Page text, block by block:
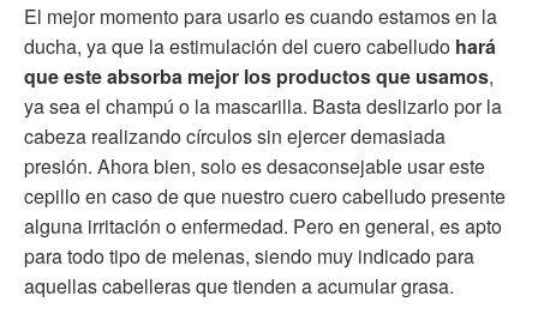
El mejor momento para usarlo es cuando estamos en la
ducha, ya que la estimulación del cuero cabelludo hará
que este absorba mejor los productos que usamos,
ya sea el champú o la mascarilla. Basta deslizarlo por la
cabeza realizando círculos sin ejercer demasiada
presión. Ahora bien, solo es desaconsejable usar este
cepillo en caso de que nuestro cuero cabelludo presente
alguna irritación o enfermedad. Pero en general, es apto
para todo tipo de melenas, siendo muy indicado para
aquellas cabelleras que tienden a acumular grasa.